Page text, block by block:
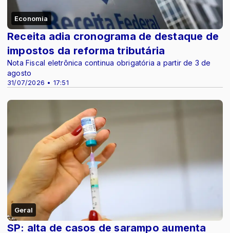
Economia
31/07/2026 • 17:51
Receita adia cronograma de destaque de
impostos da reforma tributária
Nota Fiscal eletrônica continua obrigatória a partir de 3 de
agosto
Geral
SP: alta de casos de sarampo aumenta